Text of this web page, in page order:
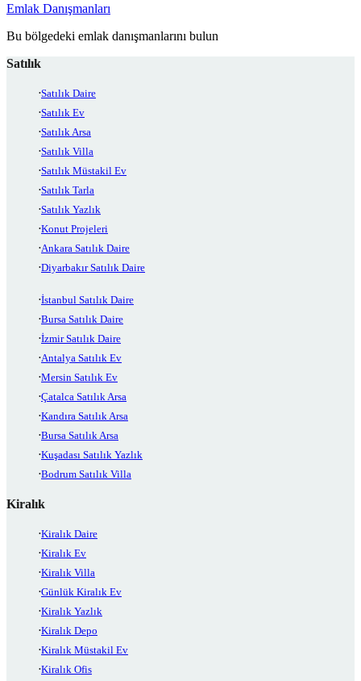
Emlak Danışmanları
Bu bölgedeki emlak danışmanlarını bulun
Satılık
Satılık Daire
Satılık Ev
Satılık Arsa
Satılık Villa
Satılık Müstakil Ev
Satılık Tarla
Satılık Yazlık
Konut Projeleri
Ankara Satılık Daire
Diyarbakır Satılık Daire
İstanbul Satılık Daire
Bursa Satılık Daire
İzmir Satılık Daire
Antalya Satılık Ev
Mersin Satılık Ev
Çatalca Satılık Arsa
Kandıra Satılık Arsa
Bursa Satılık Arsa
Kuşadası Satılık Yazlık
Bodrum Satılık Villa
Kiralık
Kiralık Daire
Kiralık Ev
Kiralık Villa
Günlük Kiralık Ev
Kiralık Yazlık
Kiralık Depo
Kiralık Müstakil Ev
Kiralık Ofis